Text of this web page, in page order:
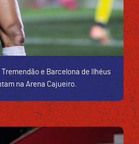
e Barcelona de Ilhéus
na Arena Cajueiro.